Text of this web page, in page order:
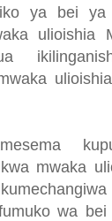
ya bei
ulioishia
mwaka
wa